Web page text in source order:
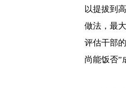
以提拔到
做法，最
评估干部
尚能饭否”